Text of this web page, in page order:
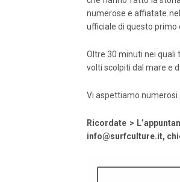
numerose e affiatate
ufficiale di questo primo
Oltre 30 minuti nei
volti scolpiti dal mare e
Vi aspettiamo numerosi
Ricordate >
info@surfculture.it,